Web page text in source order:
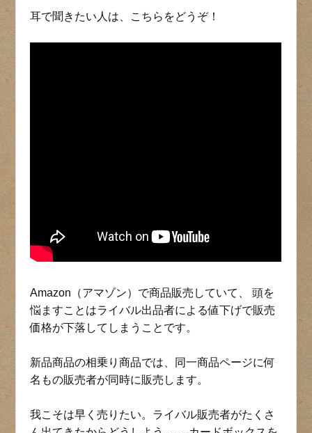
耳で聞きたい人は、こちらをどうぞ！
Amazon（アマゾン）で商品販売していて、 頭を
悩ますことはライバル出品者による値下げで販売
価格が下落してしまうことです。
新品商品の相乗り商品では、同一商品ページに何
名もの販売者が同時に販売します。
我こそは早く売りたい。ライバル販売者がたくさ